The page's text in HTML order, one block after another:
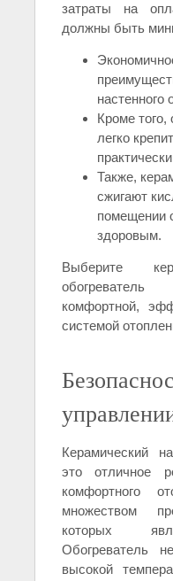
затраты на
должны быть
настенного
Кроме того,
легко
Также,
сжигают
помещении
здоровым.
Выберите
комфортной,
системой
Керамический
это отличное
комфортного
множеством
которых
Обогреватель
высокой